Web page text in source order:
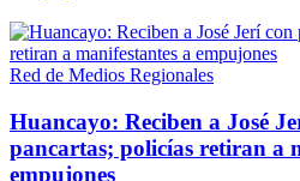
Red de Medios Regionales
Huancayo: Reciben a José
pancartas; policías retiran a
empujones